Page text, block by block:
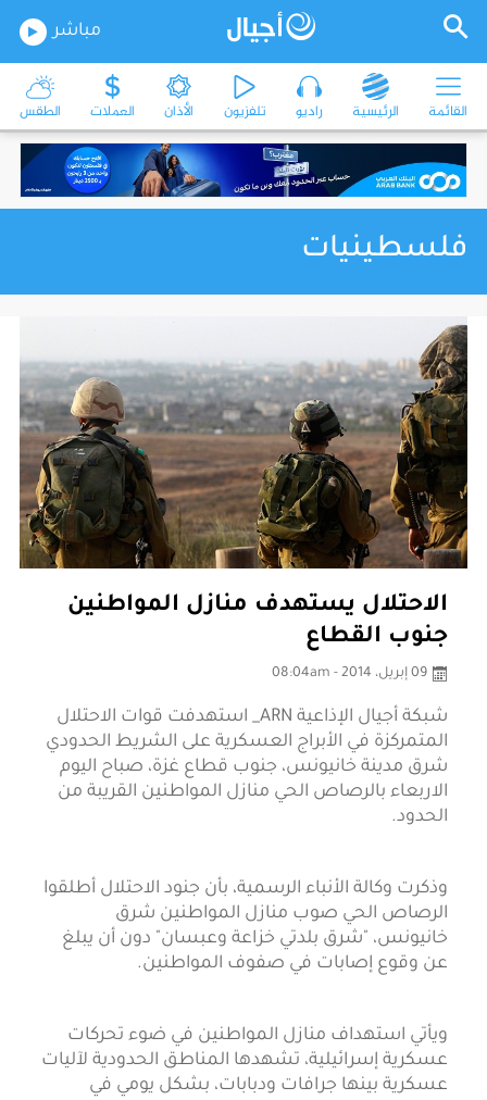
مباشر
القائمة الرئيسية راديو تلفزيون الأذان العملات الطقس
فلسطينيات
الاحتلال يستهدف منازل المواطنين
جنوب القطاع
09 إبريل، 2014 - 08:04am
شبكة أجيال الإذاعية ARN_ استهدفت قوات الاحتلال
المتمركزة في الأبراج العسكرية على الشريط الحدودي
شرق مدينة خانيونس، جنوب قطاع غزة، صباح اليوم
الاربعاء بالرصاص الحي منازل المواطنين القريبة من
الحدود.
وذكرت وكالة الأنباء الرسمية، بأن جنود الاحتلال أطلقوا
الرصاص الحي صوب منازل المواطنين شرق
خانيونس، "شرق بلدتي خزاعة وعبسان" دون أن يبلغ
عن وقوع إصابات في صفوف المواطنين.
ويأتي استهداف منازل المواطنين في ضوء تحركات
عسكرية إسرائيلية، تشهدها المناطق الحدودية لآليات
عسكرية بينها جرافات ودبابات، بشكل يومي في